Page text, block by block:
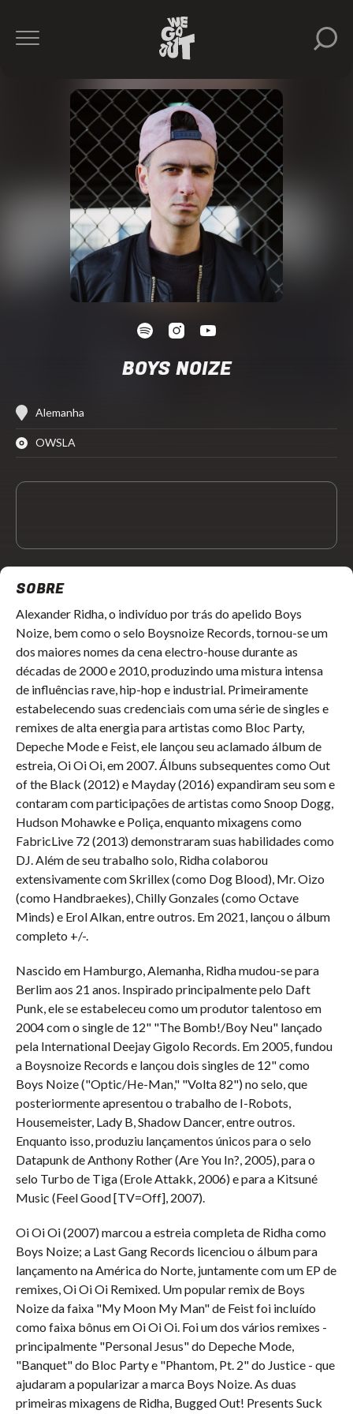
BOYS NOIZE
Alemanha
OWSLA
SOBRE
Alexander Ridha, o indivíduo por trás do apelido Boys
Noize, bem como o selo Boysnoize Records, tornou-se um
dos maiores nomes da cena electro-house durante as
décadas de 2000 e 2010, produzindo uma mistura intensa
de influências rave, hip-hop e industrial. Primeiramente
estabelecendo suas credenciais com uma série de singles e
remixes de alta energia para artistas como Bloc Party,
Depeche Mode e Feist, ele lançou seu aclamado álbum de
estreia, Oi Oi Oi, em 2007. Álbuns subsequentes como Out
of the Black (2012) e Mayday (2016) expandiram seu som e
contaram com participações de artistas como Snoop Dogg,
Hudson Mohawke e Poliça, enquanto mixagens como
FabricLive 72 (2013) demonstraram suas habilidades como
DJ. Além de seu trabalho solo, Ridha colaborou
extensivamente com Skrillex (como Dog Blood), Mr. Oizo
(como Handbraekes), Chilly Gonzales (como Octave
Minds) e Erol Alkan, entre outros. Em 2021, lançou o álbum
completo +/-.
Nascido em Hamburgo, Alemanha, Ridha mudou-se para
Berlim aos 21 anos. Inspirado principalmente pelo Daft
Punk, ele se estabeleceu como um produtor talentoso em
2004 com o single de 12" "The Bomb!/Boy Neu" lançado
pela International Deejay Gigolo Records. Em 2005, fundou
a Boysnoize Records e lançou dois singles de 12" como
Boys Noize ("Optic/He-Man," "Volta 82") no selo, que
posteriormente apresentou o trabalho de I-Robots,
Housemeister, Lady B, Shadow Dancer, entre outros.
Enquanto isso, produziu lançamentos únicos para o selo
Datapunk de Anthony Rother (Are You In?, 2005), para o
selo Turbo de Tiga (Erole Attakk, 2006) e para a Kitsuné
Music (Feel Good [TV=Off], 2007).
Oi Oi Oi (2007) marcou a estreia completa de Ridha como
Boys Noize; a Last Gang Records licenciou o álbum para
lançamento na América do Norte, juntamente com um EP de
remixes, Oi Oi Oi Remixed. Um popular remix de Boys
Noize da faixa "My Moon My Man" de Feist foi incluído
como faixa bônus em Oi Oi Oi. Foi um dos vários remixes -
principalmente "Personal Jesus" do Depeche Mode,
"Banquet" do Bloc Party e "Phantom, Pt. 2" do Justice - que
ajudaram a popularizar a marca Boys Noize. As duas
primeiras mixagens de Ridha, Bugged Out! Presents Suck